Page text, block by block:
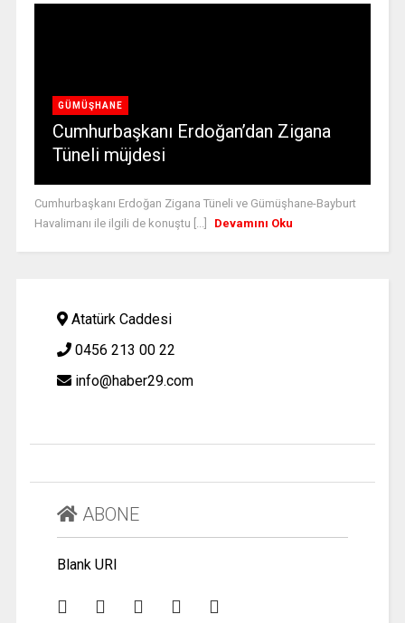
GÜMÜŞHANE
Cumhurbaşkanı Erdoğan’dan Zigana
Tüneli müjdesi
Cumhurbaşkanı Erdoğan Zigana Tüneli ve Gümüşhane-Bayburt
Havalimanı ile ilgili de konuştu [...]
Devamını Oku
Atatürk Caddesi
0456 213 00 22
info@haber29.com
ABONE
Blank URI